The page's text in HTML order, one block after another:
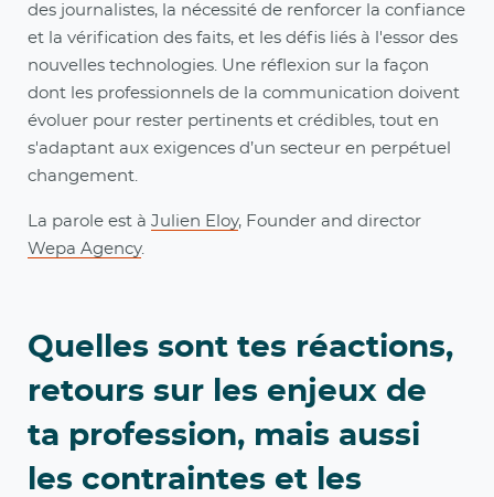
des journalistes, la nécessité de renforcer la confiance
et la vérification des faits, et les défis liés à l'essor des
nouvelles technologies. Une réflexion sur la façon
dont les professionnels de la communication doivent
évoluer pour rester pertinents et crédibles, tout en
s'adaptant aux exigences d’un secteur en perpétuel
changement.
La parole est à Julien Eloy, Founder and director
Wepa Agency.
Quelles sont tes réactions,
retours sur les enjeux de
ta profession, mais aussi
les contraintes et les